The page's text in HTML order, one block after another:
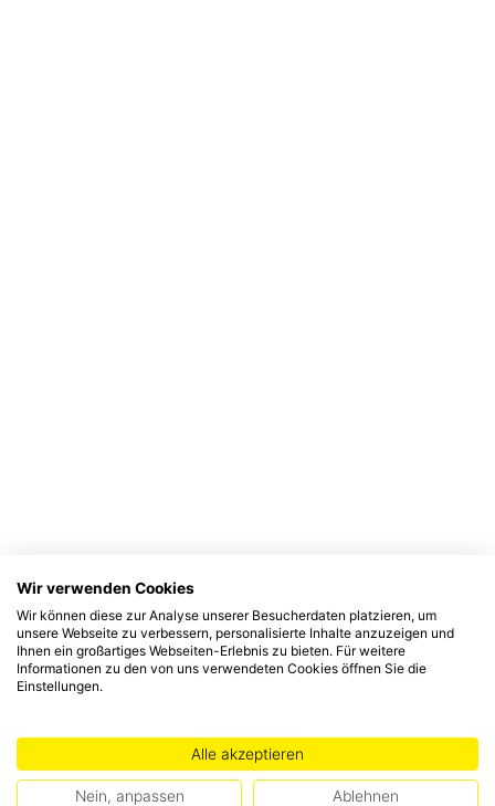
Wir verwenden Cookies
Wir können diese zur Analyse unserer Besucherdaten platzieren, um
unsere Webseite zu verbessern, personalisierte Inhalte anzuzeigen und
Ihnen ein großartiges Webseiten-Erlebnis zu bieten. Für weitere
Informationen zu den von uns verwendeten Cookies öffnen Sie die
Einstellungen.
Alle akzeptieren
Nein, anpassen Ablehnen